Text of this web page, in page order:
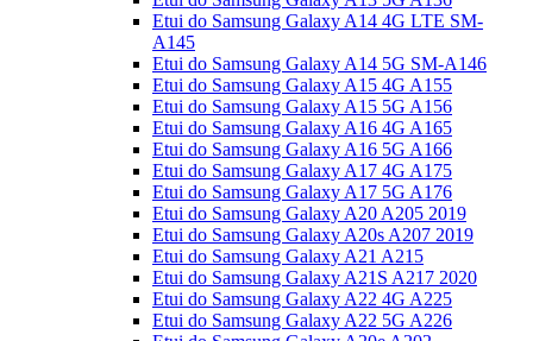
Etui do Samsung Galaxy A14 4G LTE SM-
A145
Etui do Samsung Galaxy A14 5G SM-A146
Etui do Samsung Galaxy A15 4G A155
Etui do Samsung Galaxy A15 5G A156
Etui do Samsung Galaxy A16 4G A165
Etui do Samsung Galaxy A16 5G A166
Etui do Samsung Galaxy A17 4G A175
Etui do Samsung Galaxy A17 5G A176
Etui do Samsung Galaxy A20 A205 2019
Etui do Samsung Galaxy A20s A207 2019
Etui do Samsung Galaxy A21 A215
Etui do Samsung Galaxy A21S A217 2020
Etui do Samsung Galaxy A22 4G A225
Etui do Samsung Galaxy A22 5G A226